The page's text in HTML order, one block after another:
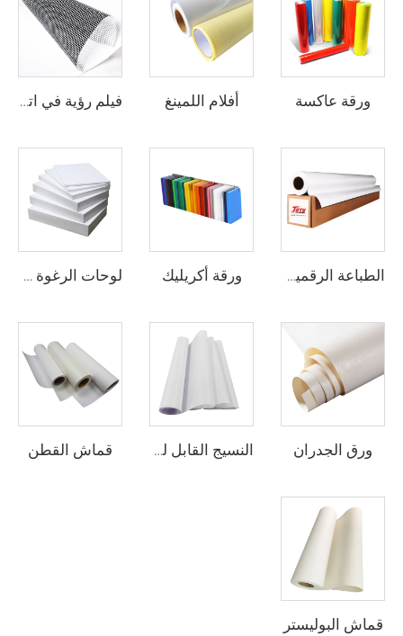
ورقة عاكسة أفلام اللمينغ فيلم رؤية في اتجاه واحد
الطباعة الرقمية الفينيل ورقة أكريليك لوحات الرغوة من البيوفيك
ورق الجدران النسيج القابل للطباعة قماش القطن
قماش البوليستر